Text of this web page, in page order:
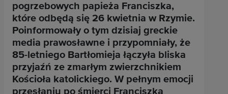
pogrzebowych papieża Franciszka,
które odbędą się 26 kwietnia w Rzymie.
Poinformowały o tym dzisiaj greckie
media prawosławne i przypomniały, że
85-letniego Bartłomieja łączyła bliska
przyjaźń ze zmarłym zwierzchnikiem
Kościoła katolickiego. W pełnym emocji
przesłaniu po śmierci Franciszka